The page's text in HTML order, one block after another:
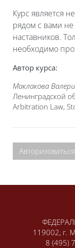
Курс является
рядом с вами
наставников.
необходимо
Автор курса:
Маклакова
Ленинградской
Arbitration Law,
Авторизоваться
119002, г.
8 (495)